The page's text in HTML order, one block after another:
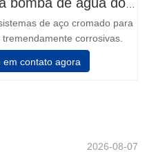
de mais de 160…
de aço cromado para
corrosivas.
que incluem o
a unidade de rolamento são
auxiliar da unidade de
em contato agora
2026-08-07